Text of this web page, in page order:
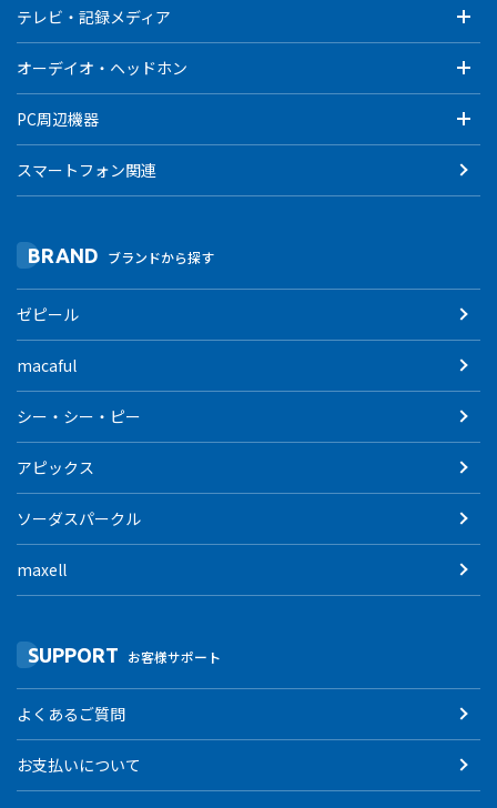
テレビ・記録メディア
オーデイオ・ヘッドホン
PC周辺機器
スマートフォン関連
BRAND ブランドから探す
ゼピール
macaful
シー・シー・ピー
アピックス
ソーダスパークル
maxell
SUPPORT お客様サポート
よくあるご質問
お支払いについて